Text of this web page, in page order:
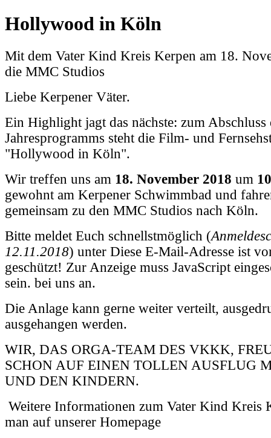
Hollywood in Köln
Mit dem Vater Kind Kreis Kerpen am 18.
die MMC Studios
Liebe Kerpener Väter.
Ein Highlight jagt das nächste: zum Abschluss
Jahresprogramms steht die Film- und
"Hollywood in Köln".
Wir treffen uns am 18. November 2018 um
gewohnt am Kerpener Schwimmbad und
gemeinsam zu den MMC Studios nach Köln.
Bitte meldet Euch schnellstmöglich (
12.11.2018) unter Diese E-Mail-Adresse ist
geschützt! Zur Anzeige muss JavaScript
sein. bei uns an.
Die Anlage kann gerne weiter verteilt,
ausgehangen werden.
WIR, DAS ORGA-TEAM DES VKKK,
SCHON AUF EINEN TOLLEN AUSFLUG
UND DEN KINDERN.
Weitere Informationen zum Vater Kind Kreis
man auf unserer Homepage